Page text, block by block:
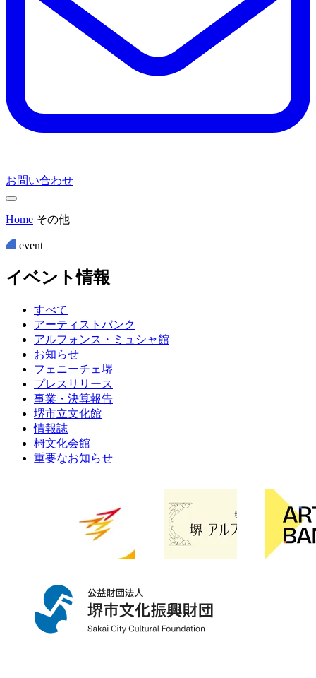
お問い合わせ
Home その他
event
イベン ト情報
すべて
アーティストバンク
アルフォンス・ミュシャ館
お知らせ
フェニーチェ堺
プレスリリース
事業・決算報告
堺市立文化館
情報誌
栂文化会館
重要なお知らせ